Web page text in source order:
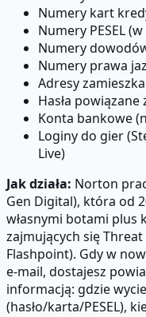
Numery kart
Numery PESEL
Numery
Numery prawa
Adresy
Hasła powiązane
Konta bankowe
Loginy do gier
Live)
Jak działa: Norton
Gen Digital), która od
własnymi botami plus
zajmujących się
Flashpoint). Gdy w
e-mail, dostajesz
informacją: gdzie
(hasło/karta/PESEL),